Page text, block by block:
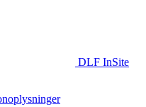
DLF InSite